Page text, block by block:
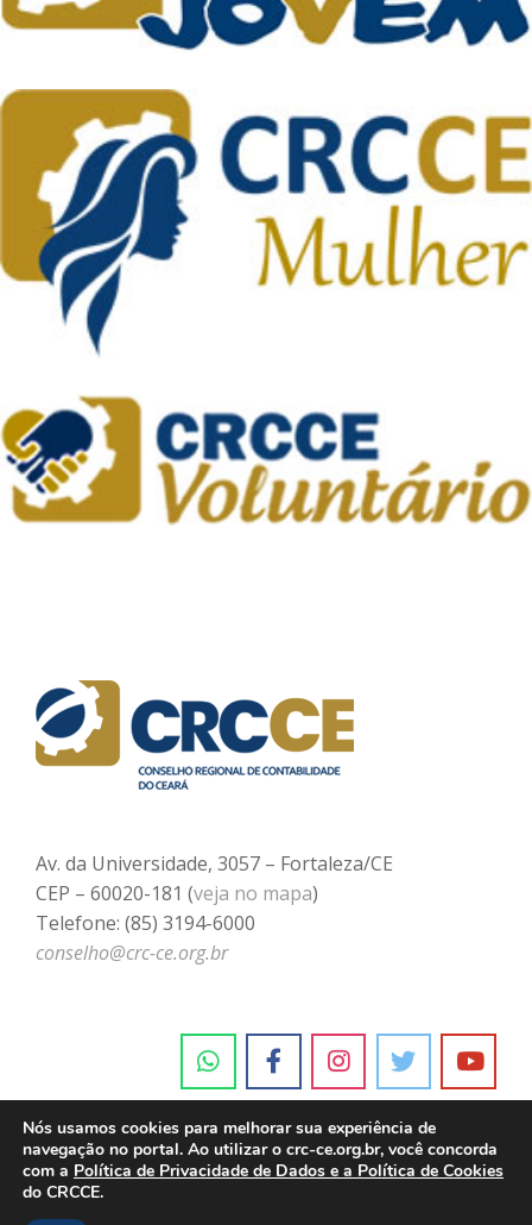
Av. da Universidade, 3057 – Fortaleza/CE
CEP – 60020-181 (veja no mapa)
Telefone: (85) 3194-6000
conselho@crc-ce.org.br
Nós usamos cookies para melhorar sua experiência de
navegação no portal. Ao utilizar o crc-ce.org.br, você concorda
com a Política de Privacidade de Dados e a Política de Cookies
do CRCCE.